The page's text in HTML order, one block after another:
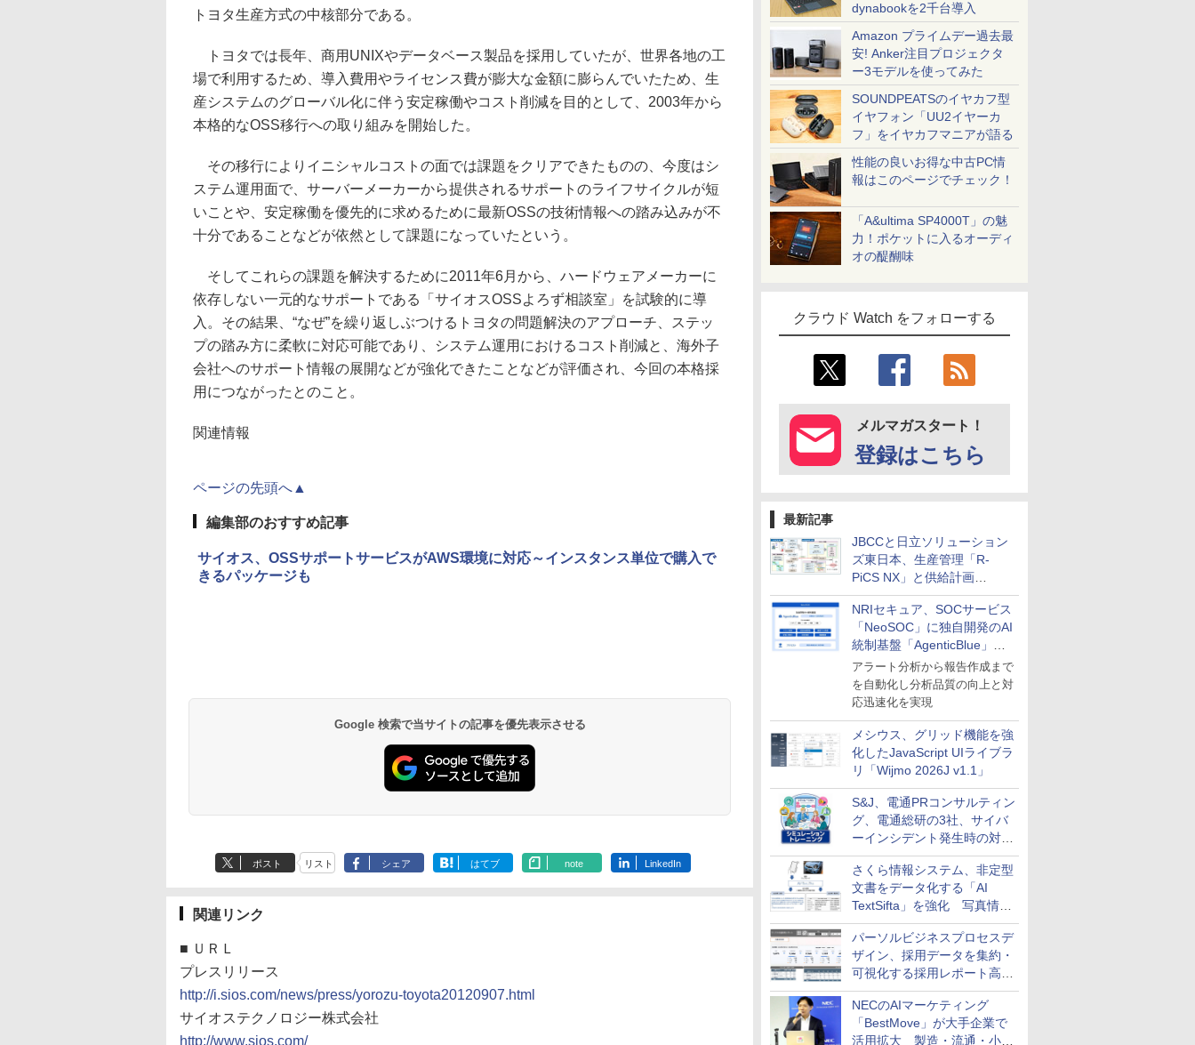
dynabookを2千台導入
Amazon プライムデー過去最
安! Anker注目プロジェクタ
ー3モデルを使ってみた
SOUNDPEATSのイヤカフ型
イヤフォン「UU2イヤーカ
フ」をイヤカフマニアが語る
性能の良いお得な中古PC情
報はこのページでチェック！
「A&ultima SP4000T」の魅
力！ポケットに入るオーディ
オの醍醐味
クラウド Watch をフォローする
メルマガスタート！
登録はこちら
最新記事
JBCCと日立ソリューション
ズ東日本、生産管理「R-
PiCS NX」と供給計画
「scSQUARE ISP」の連携サ
ービスを提供開始
NRIセキュア、SOCサービス
「NeoSOC」に独自開発のAI
統制基盤「AgenticBlue」を
導入
アラート分析から報告作成まで
を自動化し分析品質の向上と対
応迅速化を実現
メシウス、グリッド機能を強
化したJavaScript UIライブラ
リ「Wijmo 2026J v1.1」
S&J、電通PRコンサルティン
グ、電通総研の3社、サイバ
ーインシデント発生時の対応
と危機管理広報を一体的に訓
練するプログラムを提供
さくら情報システム、非定型
文書をデータ化する「AI
TextSifta」を強化 写真情報
のデータ化などに対応
パーソルビジネスプロセスデ
ザイン、採用データを集約・
可視化する採用レポート高速
化サービスを提供
NECのAIマーケティング
「BestMove」が大手企業で
活用拡大 製造・流通・小売
トヨタ生産方式の中核部分である。
トヨタでは長年、商用UNIXやデータベース製品を採用していたが、世界各地の工
場で利用するため、導入費用やライセンス費が膨大な金額に膨らんでいたため、生
産システムのグローバル化に伴う安定稼働やコスト削減を目的として、2003年から
本格的なOSS移行への取り組みを開始した。
その移行によりイニシャルコストの面では課題をクリアできたものの、今度はシ
ステム運用面で、サーバーメーカーから提供されるサポートのライフサイクルが短
いことや、安定稼働を優先的に求めるために最新OSSの技術情報への踏み込みが不
十分であることなどが依然として課題になっていたという。
そしてこれらの課題を解決するために2011年6月から、ハードウェアメーカーに
依存しない一元的なサポートである「サイオスOSSよろず相談室」を試験的に導
入。その結果、“なぜ”を繰り返しぶつけるトヨタの問題解決のアプローチ、ステッ
プの踏み方に柔軟に対応可能であり、システム運用におけるコスト削減と、海外子
会社へのサポート情報の展開などが強化できたことなどが評価され、今回の本格採
用につながったとのこと。
関連情報
ページの先頭へ▲
編集部のおすすめ記事
サイオス、OSSサポートサービスがAWS環境に対応～インスタンス単位で購入で
きるパッケージも
Google 検索で当サイトの記事を優先表示させる
ポスト リスト シェア はてブ note LinkedIn
関連リンク
■ ＵＲＬ
プレスリリース
http://i.sios.com/news/press/yorozu-toyota20120907.html
サイオステクノロジー株式会社
http://www.sios.com/